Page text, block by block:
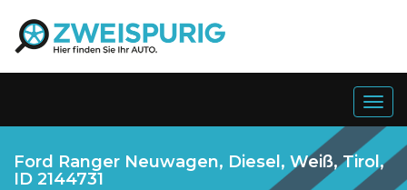
Ford Ranger Neuwagen, Diesel, Weiß, Tirol,
ID 2144731